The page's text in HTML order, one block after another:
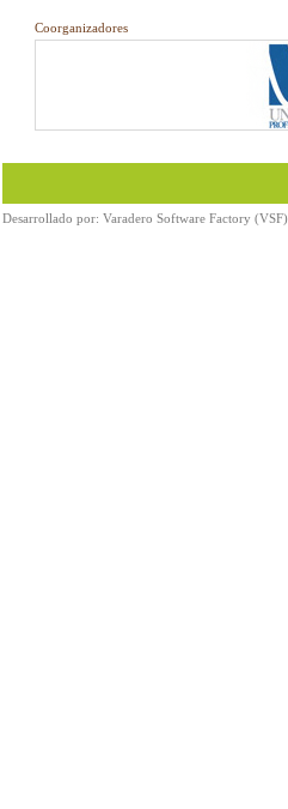
Coorganizadores
Desarrollado por: Varadero Software Factory (VSF)